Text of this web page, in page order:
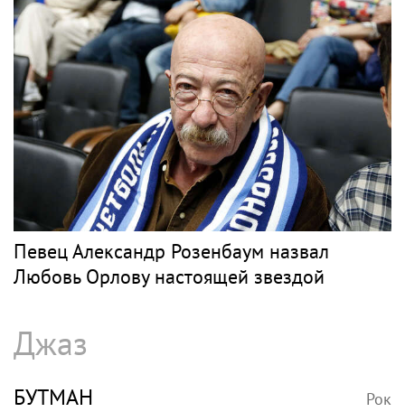
Певец Александр Розенбаум назвал
Любовь Орлову настоящей звездой
Джаз
БУТМАН Рок